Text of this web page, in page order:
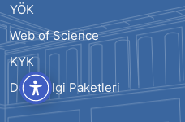
YÖK
Web of Science
KYK
Ders Bilgi Paketleri